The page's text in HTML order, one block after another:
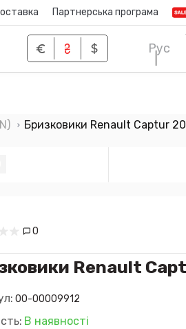
Партнерська програма
Рус
Бризковики Renault Captur
0
Renault
00-00009912
В наявності